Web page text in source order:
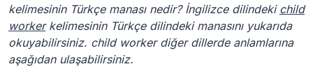
kelimesinin Türkçe manası nedir? İngilizce dilindeki child
workerkelimesinin Türkçe dilindeki manasını yukarıda
okuyabilirsiniz. child worker diğer dillerde anlamlarına
aşağıdan ulaşabilirsiniz.